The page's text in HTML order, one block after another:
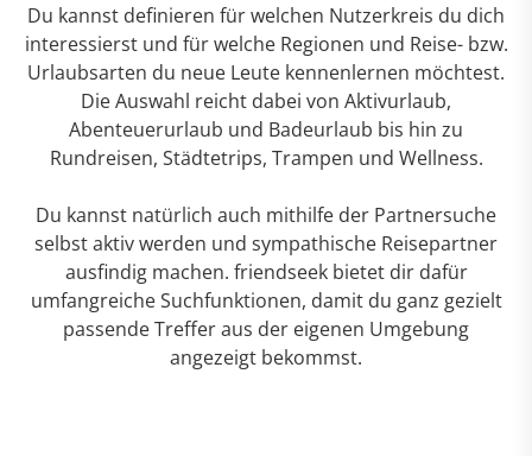
Du kannst definieren für welchen Nutzerkreis du dich
interessierst und für welche Regionen und Reise- bzw.
Urlaubsarten du neue Leute kennenlernen möchtest.
Die Auswahl reicht dabei von Aktivurlaub,
Abenteuerurlaub und Badeurlaub bis hin zu
Rundreisen, Städtetrips, Trampen und Wellness.
Du kannst natürlich auch mithilfe der Partnersuche
selbst aktiv werden und sympathische Reisepartner
ausfindig machen. friendseek bietet dir dafür
umfangreiche Suchfunktionen, damit du ganz gezielt
passende Treffer aus der eigenen Umgebung
angezeigt bekommst.